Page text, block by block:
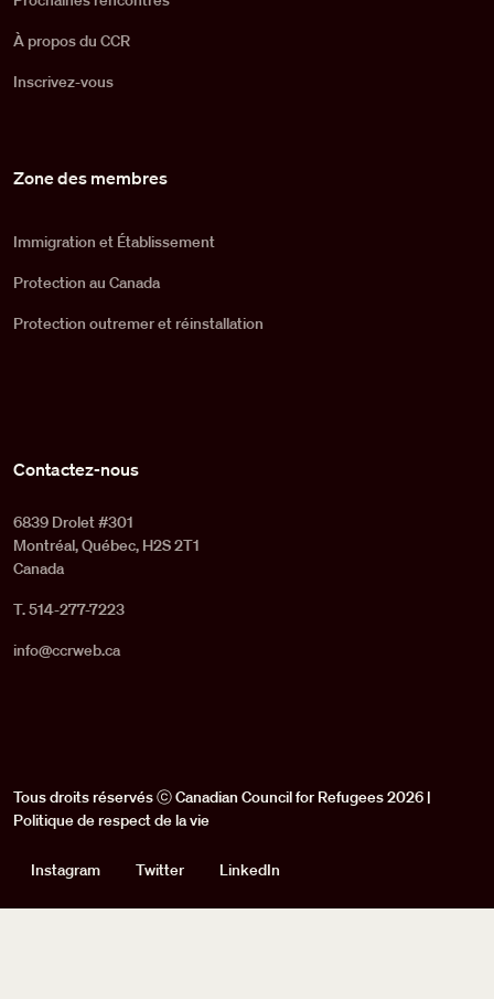
À propos du CCR
Inscrivez-vous
Zone des membres
Immigration et Établissement
Protection au Canada
Protection outremer et réinstallation
Contactez-nous
6839 Drolet #301
Montréal, Québec, H2S 2T1
Canada
T. 514-277-7223
info@ccrweb.ca
Tous droits réservés ⓒ Canadian Council for Refugees 2026 |
Politique de respect de la vie
Social
Instagram Twitter LinkedIn